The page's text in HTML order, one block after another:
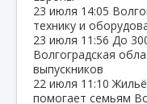
23 июля 14:05
технику и
23 июля 11:56 До
Волгоградская
выпускников
22 июля 11:10
помогает семьям